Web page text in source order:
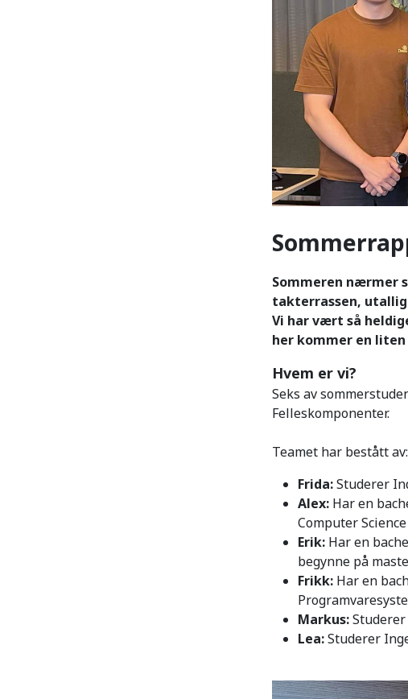
Sommeren nærmer
takterrassen,
Vi har vært så
her kommer en
Hvem er vi?
Seks av
Felleskomponenter.
Teamet har bestått av:
Frida:Studerer
Alex: Har en
Computer
Erik: Har en
begynne på
Frikk: Har en
Markus:
Lea:Studerer